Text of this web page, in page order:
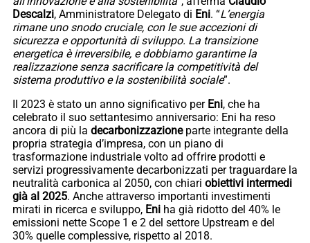
Descalzi, Amministratore Delegato di Eni. “L’energia
rimane uno snodo cruciale, con le sue accezioni di
sicurezza e opportunità di sviluppo. La transizione
energetica è irreversibile, e dobbiamo garantirne la
realizzazione senza sacrificare la competitività del
sistema produttivo e la sostenibilità sociale”.
Il 2023 è stato un anno significativo per Eni, che ha
celebrato il suo settantesimo anniversario: Eni ha reso
ancora di più la decarbonizzazioneparte integrante della
propria strategia d’impresa, con un piano di
trasformazione industriale volto ad offrire prodotti e
servizi progressivamente decarbonizzati per traguardare la
neutralità carbonica al 2050, con chiari obiettivi intermedi
già al 2025. Anche attraverso importanti investimenti
mirati in ricerca e sviluppo, Eni ha già ridotto del 40% le
emissioni nette Scope 1 e 2 del settore Upstream e del
30% quelle complessive, rispetto al 2018.